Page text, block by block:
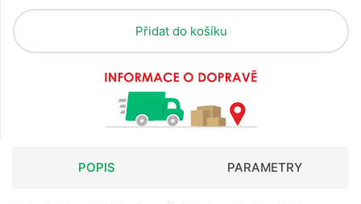
Přidat do košíku
POPIS PARAMETRY